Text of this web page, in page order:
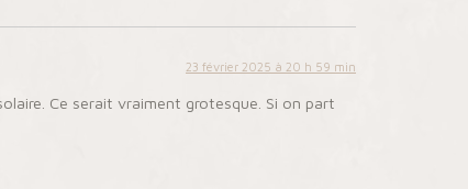
23 février 2025 à 20 h 59 min
Ce serait vraiment grotesque. Si on part